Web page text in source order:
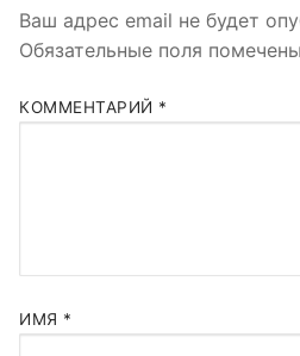
Ваш адрес email не будет
Обязательные поля помечены
КОММЕНТАРИЙ *
ИМЯ *